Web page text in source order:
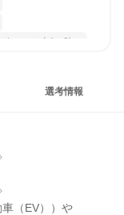
グローバル志向が強い
選考情報
（EV））や